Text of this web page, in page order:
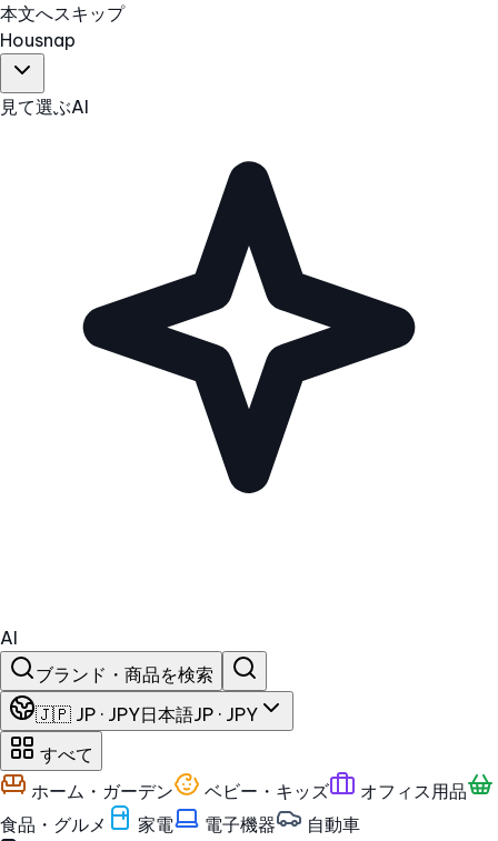
本文へスキップ
Housnap
見て選ぶAI
AI
ブランド・商品を検索
🇯🇵 JP · JPY日本語JP · JPY
すべて
ホーム・ガーデン
ベビー・キッズ
オフィス用品
食品・グルメ
家電 電子機器
自動車